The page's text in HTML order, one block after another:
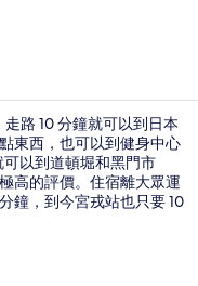
路 10 分鐘就可以到日本
東西，也可以到健身中心
以到道頓堀和黑門市
高的評價。住宿離大眾運
鐘，到今宮戎站也只要 10